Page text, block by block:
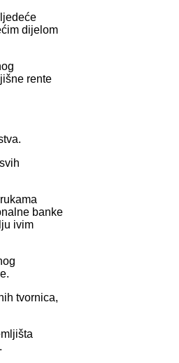
dijelom
rente
banke
ivim
tvornica,